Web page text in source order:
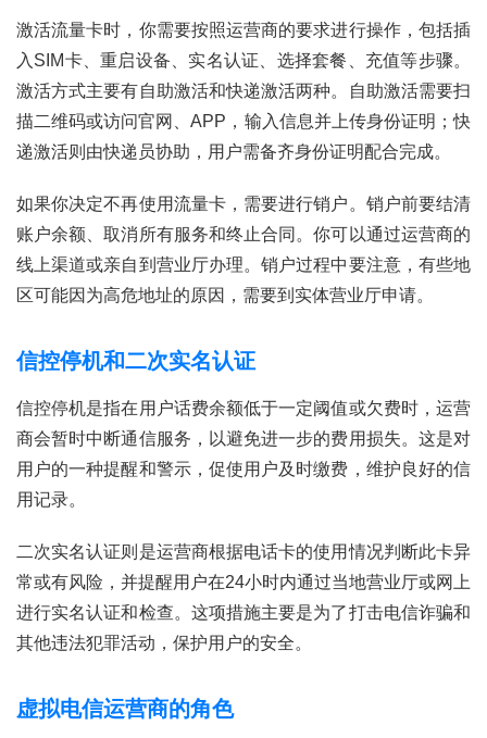
页
号
卡
百
防
诈
知
行
业
资
讯
流
卡
推
荐
码
认
投稿
激活流量卡时，你需要按照运营商的要求进行操作，包括插
入SIM卡、重启设备、实名认证、选择套餐、充值等步骤。
激活方式主要有自助激活和快递激活两种。自助激活需要扫
描二维码或访问官网、APP，输入信息并上传身份证明；快
递激活则由快递员协助，用户需备齐身份证明配合完成。
如果你决定不再使用流量卡，需要进行销户。销户前要结清
账户余额、取消所有服务和终止合同。你可以通过运营商的
线上渠道或亲自到营业厅办理。销户过程中要注意，有些地
区可能因为高危地址的原因，需要到实体营业厅申请。
信控停机和二次实名认证
信控停机是指在用户话费余额低于一定阈值或欠费时，运营
商会暂时中断通信服务，以避免进一步的费用损失。这是对
用户的一种提醒和警示，促使用户及时缴费，维护良好的信
用记录。
二次实名认证则是运营商根据电话卡的使用情况判断此卡异
常或有风险，并提醒用户在24小时内通过当地营业厅或网上
进行实名认证和检查。这项措施主要是为了打击电信诈骗和
其他违法犯罪活动，保护用户的安全。
虚拟电信运营商的角色